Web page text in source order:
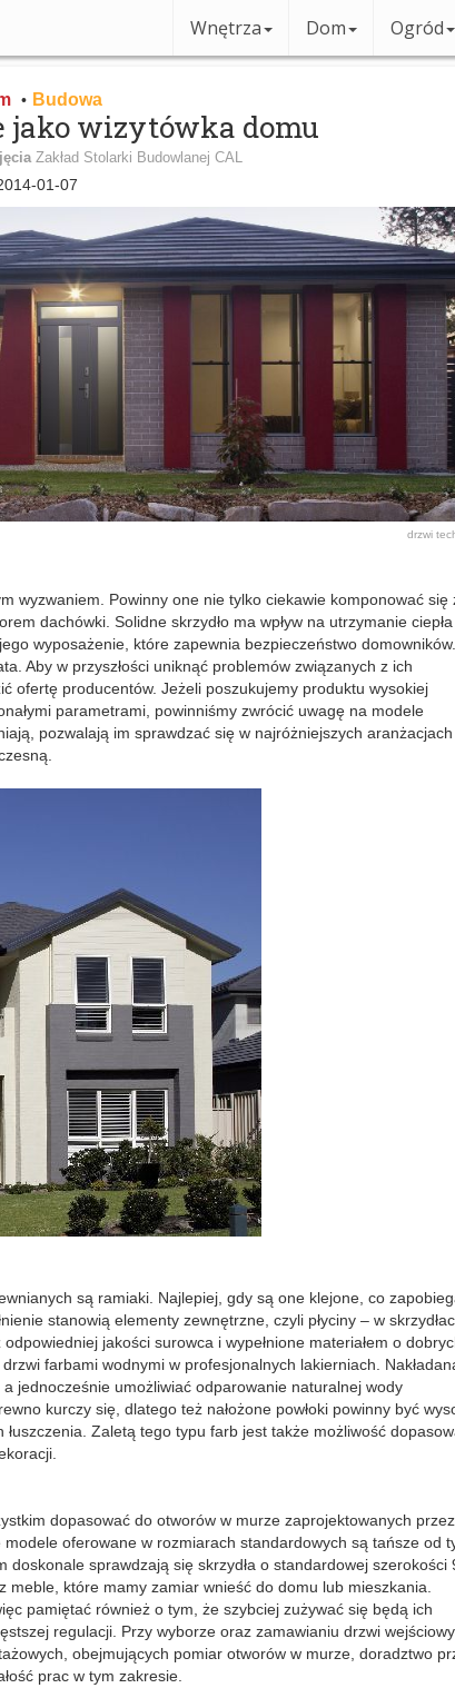
Wnętrza Dom Ogród
• Budowa
jako wizytówka domu
Zakład Stolarki Budowlanej CAL
01-07
drzwi
wyzwaniem. Powinny one nie tylko ciekawie komponować się
dachówki. Solidne skrzydło ma wpływ na utrzymanie ciepła
wyposażenie, które zapewnia bezpieczeństwo domowników.
Aby w przyszłości uniknąć problemów związanych z ich
ofertę producentów. Jeżeli poszukujemy produktu wysokiej
parametrami, powinniśmy zwrócić uwagę na modele
pozwalają im sprawdzać się w najróżniejszych aranżacjach
są ramiaki. Najlepiej, gdy są one klejone, co
stanowią elementy zewnętrzne, czyli płyciny – w
jakości surowca i wypełnione materiałem o
farbami wodnymi w profesjonalnych lakierniach.
jednocześnie umożliwiać odparowanie naturalnej wody
kurczy się, dlatego też nałożone powłoki powinny być
Zaletą tego typu farb jest także możliwość
dopasować do otworów w murze zaprojektowanych przez
oferowane w rozmiarach standardowych są tańsze od
sprawdzają się skrzydła o standardowej szerokości
które mamy zamiar wnieść do domu lub mieszkania.
pamiętać również o tym, że szybciej zużywać się będą ich
regulacji. Przy wyborze oraz zamawianiu drzwi
obejmujących pomiar otworów w murze, doradztwo
prac w tym zakresie.